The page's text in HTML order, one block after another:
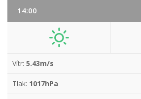
14:00
Vítr: 5.43m/s
Tlak: 1017hPa